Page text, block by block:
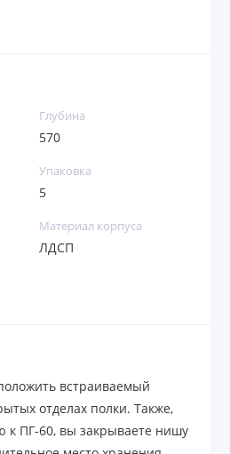
Глубина
570
Упаковка
5
Материал корпуса
ЛДСП
встраиваемый
отделах полки. Также,
к ПГ-60, вы закрываете нишу